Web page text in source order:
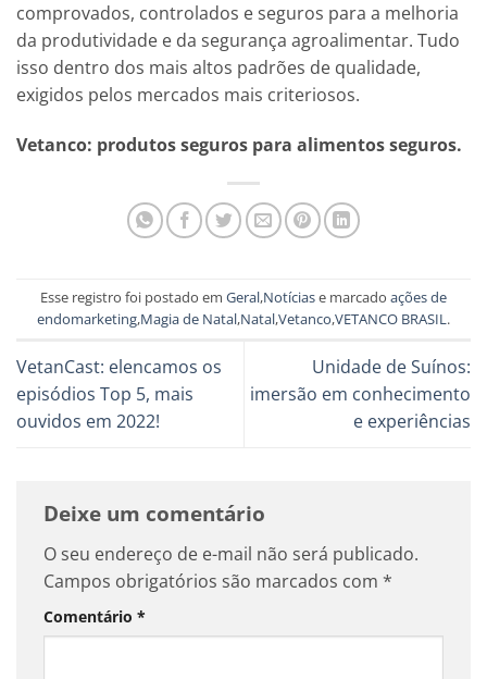
comprovados, controlados e seguros para a melhoria
da produtividade e da segurança agroalimentar. Tudo
isso dentro dos mais altos padrões de qualidade,
exigidos pelos mercados mais criteriosos.
Vetanco: produtos seguros para alimentos seguros.
Esse registro foi postado em Geral,Notíciase marcado ações de
endomarketing,Magia de Natal,Natal,Vetanco,VETANCO BRASIL.
VetanCast: elencamos os
episódios Top 5, mais
ouvidos em 2022!
Unidade de Suínos:
imersão em conhecimento
e experiências
Deixe um comentário
O seu endereço de e-mail não será publicado.
Campos obrigatórios são marcados com *
Comentário *